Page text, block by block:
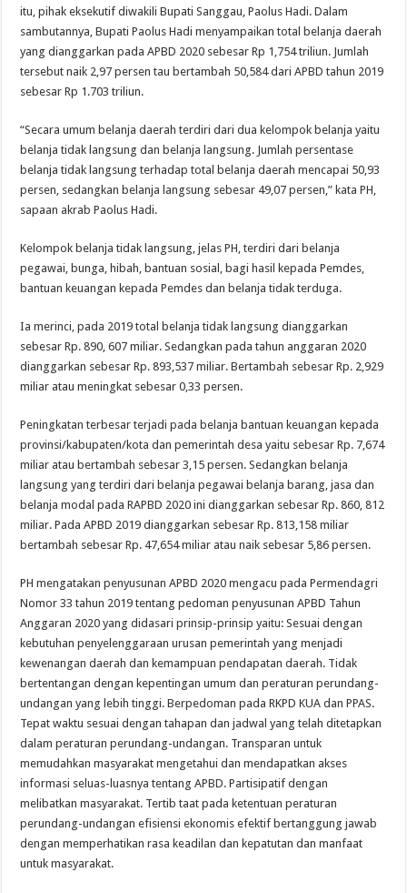
itu, pihak eksekutif diwakili Bupati Sanggau, Paolus Hadi. Dalam
sambutannya, Bupati Paolus Hadi menyampaikan total belanja daerah
yang dianggarkan pada APBD 2020 sebesar Rp 1,754 triliun. Jumlah
tersebut naik 2,97 persen tau bertambah 50,584 dari APBD tahun 2019
sebesar Rp 1.703 triliun.
“Secara umum belanja daerah terdiri dari dua kelompok belanja yaitu
belanja tidak langsung dan belanja langsung. Jumlah persentase
belanja tidak langsung terhadap total belanja daerah mencapai 50,93
persen, sedangkan belanja langsung sebesar 49,07 persen,” kata PH,
sapaan akrab Paolus Hadi.
Kelompok belanja tidak langsung, jelas PH, terdiri dari belanja
pegawai, bunga, hibah, bantuan sosial, bagi hasil kepada Pemdes,
bantuan keuangan kepada Pemdes dan belanja tidak terduga.
Ia merinci, pada 2019 total belanja tidak langsung dianggarkan
sebesar Rp. 890, 607 miliar. Sedangkan pada tahun anggaran 2020
dianggarkan sebesar Rp. 893,537 miliar. Bertambah sebesar Rp. 2,929
miliar atau meningkat sebesar 0,33 persen.
Peningkatan terbesar terjadi pada belanja bantuan keuangan kepada
provinsi/kabupaten/kota dan pemerintah desa yaitu sebesar Rp. 7,674
miliar atau bertambah sebesar 3,15 persen. Sedangkan belanja
langsung yang terdiri dari belanja pegawai belanja barang, jasa dan
belanja modal pada RAPBD 2020 ini dianggarkan sebesar Rp. 860, 812
miliar. Pada APBD 2019 dianggarkan sebesar Rp. 813,158 miliar
bertambah sebesar Rp. 47,654 miliar atau naik sebesar 5,86 persen.
PH mengatakan penyusunan APBD 2020 mengacu pada Permendagri
Nomor 33 tahun 2019 tentang pedoman penyusunan APBD Tahun
Anggaran 2020 yang didasari prinsip-prinsip yaitu: Sesuai dengan
kebutuhan penyelenggaraan urusan pemerintah yang menjadi
kewenangan daerah dan kemampuan pendapatan daerah. Tidak
bertentangan dengan kepentingan umum dan peraturan perundang-
undangan yang lebih tinggi. Berpedoman pada RKPD KUA dan PPAS.
Tepat waktu sesuai dengan tahapan dan jadwal yang telah ditetapkan
dalam peraturan perundang-undangan. Transparan untuk
memudahkan masyarakat mengetahui dan mendapatkan akses
informasi seluas-luasnya tentang APBD. Partisipatif dengan
melibatkan masyarakat. Tertib taat pada ketentuan peraturan
perundang-undangan efisiensi ekonomis efektif bertanggung jawab
dengan memperhatikan rasa keadilan dan kepatutan dan manfaat
untuk masyarakat.